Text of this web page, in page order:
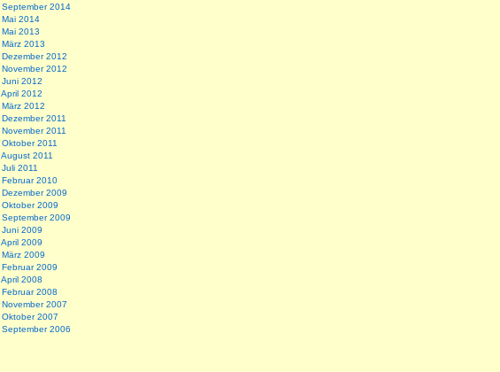
September 2014
Mai 2014
Mai 2013
März 2013
Dezember 2012
November 2012
Juni 2012
April 2012
März 2012
Dezember 2011
November 2011
Oktober 2011
August 2011
Juli 2011
Februar 2010
Dezember 2009
Oktober 2009
September 2009
Juni 2009
April 2009
März 2009
Februar 2009
April 2008
Februar 2008
November 2007
Oktober 2007
September 2006